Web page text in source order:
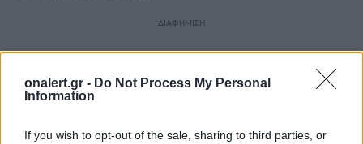
onalert.gr - Do Not Process My Personal
Information
If you wish to opt-out of the sale, sharing to third parties, or
ΔΙΑΦΗΜΙΣΗ